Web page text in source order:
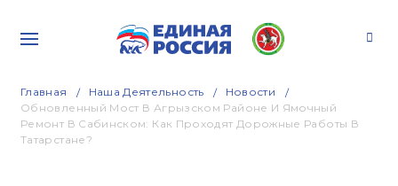
Главная Наша Деятельность
Новости
Обновленный Мост В Агрызском Районе И Ямочный
Ремонт В Сабинском: Как Проходят Дорожные Работы В
Татарстане?